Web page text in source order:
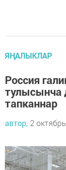
ЯҢАЛЫКЛАР
Россия
тулысынча
тапканнар
автор, 2